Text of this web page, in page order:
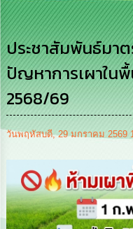
การ
บริหาร
งาน
การ
ส่ง
เสริม
ความ
จัด
ซื้อ
จัด
จ้าง
ประชาสัมพันธ์มา
ปัญหาการเผาใน
2568/69
วันพฤหัสบดี, 29 มกราคม 2569